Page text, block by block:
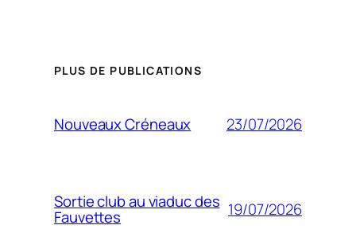
PLUS DE PUBLICATIONS
Nouveaux Créneaux 23/07/2026
Sortie club au viaduc des
Fauvettes 19/07/2026